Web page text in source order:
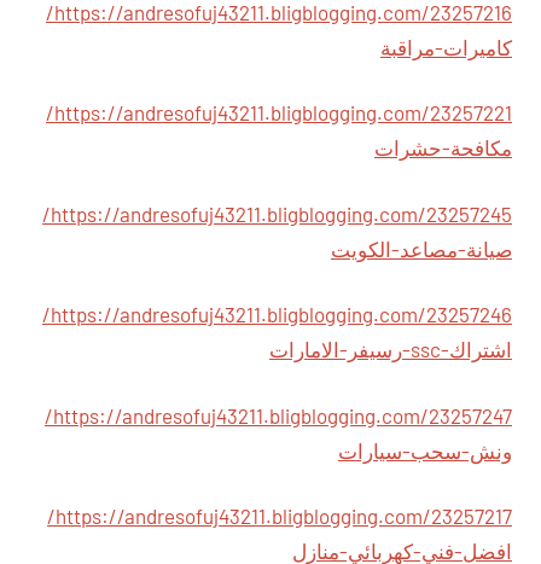
https://andresofuj43211.bligblogging.com/23257216/
كاميرات-مراقبة
https://andresofuj43211.bligblogging.com/23257221/
مكافحة-حشرات
https://andresofuj43211.bligblogging.com/23257245/
صيانة-مصاعد-الكويت
https://andresofuj43211.bligblogging.com/23257246/
اشتراك-ssc-رسيفر-الامارات
https://andresofuj43211.bligblogging.com/23257247/
ونش-سحب-سيارات
https://andresofuj43211.bligblogging.com/23257217/
افضل-فني-كهربائي-منازل